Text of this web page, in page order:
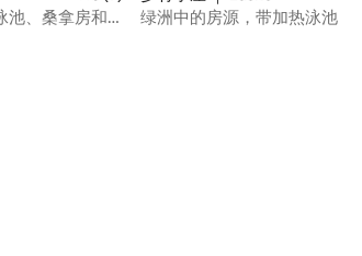
价
池、桑拿房和
绿洲中的房源，带加热泳池